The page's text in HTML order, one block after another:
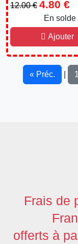
12.00 € 4.80 €
En solde
Ajouter
« Préc.
Frais de
offerts à